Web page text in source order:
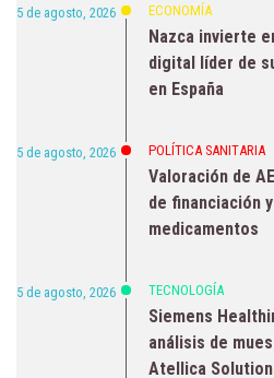
5 de agosto, 2026 ECONOMÍA
Nazca invierte
digital líder de
en España
5 de agosto, 2026 POLÍTICA SANITARIA
Valoración de
de financiación
medicamentos
5 de agosto, 2026 TECNOLOGÍA
Siemens
análisis de
Atellica